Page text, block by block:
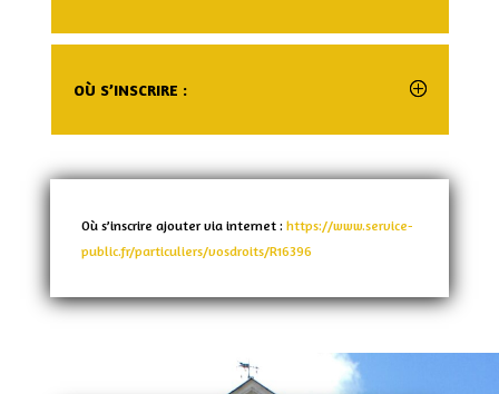
OÙ S’INSCRIRE :
Où s’inscrire ajouter via internet : https://www.service-
public.fr/particuliers/vosdroits/R16396